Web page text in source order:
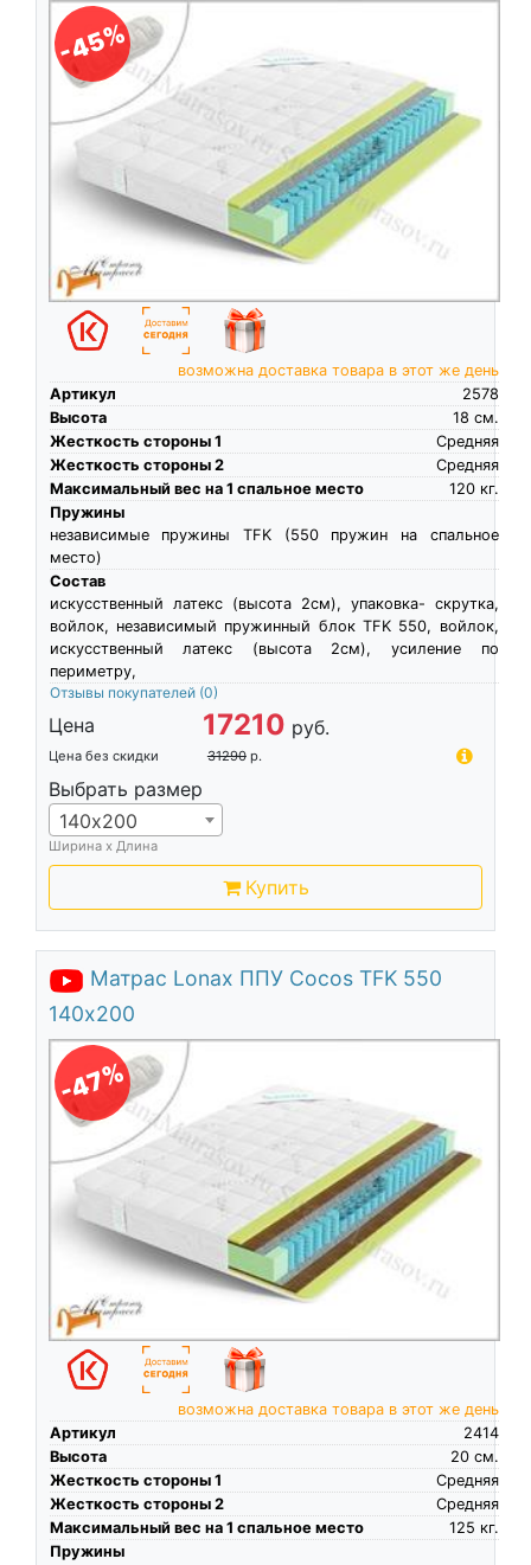
-45%
возможна доставка товара в этот же день
Артикул
2578
Высота
см.
18
Жесткость стороны 1
Средняя
Жесткость стороны 2
Средняя
Максимальный вес на 1 спальное место
кг.
120
Пружины
независимые пружины TFK (550 пружин на спальное
место)
Состав
искусственный латекс (высота 2см), упаковка- скрутка,
войлок, независимый пружинный блок TFK 550, войлок,
искусственный латекс (высота 2см), усиление по
периметру,
Отзывы покупателей (0)
Цена 17210 руб.
Цена без скидки 31290 р.
Выбрать размер
140х200
Ширина х Длина
Купить
Матрас Lonax ППУ Cocos TFK 550
140х200
-47%
возможна доставка товара в этот же день
Артикул
2414
Высота
см.
20
Жесткость стороны 1
Средняя
Жесткость стороны 2
Средняя
Максимальный вес на 1 спальное место
кг.
125
Пружины